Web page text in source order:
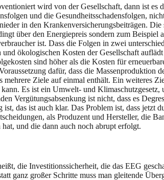
wird von der Gesellschaft, dann ist es
und die Gesundheitsschadensfolgen,
in den Krankenversicherungsbeiträgen. Die
über den Energiepreis sondern zum Beispiel
ist. Dass die Folgen in zwei
ökologischen Kosten der Gesellschaft
sind höher als die Kosten für
dafür, dass die Massenproduktion
Ziele auf einmal enthält. Ein weiteres
Es ist ein Umwelt- und Klimaschutzgesetz,
Vergütungsabsenkung ist nicht, dass es
das ist auch klar. Das Problem ist, dass jetzt
als Produzent und Hersteller, die
und die dann auch noch abrupt erfolgt.
die Investitionssicherheit, die das EEG
ganz großer Schritte muss man gleitende